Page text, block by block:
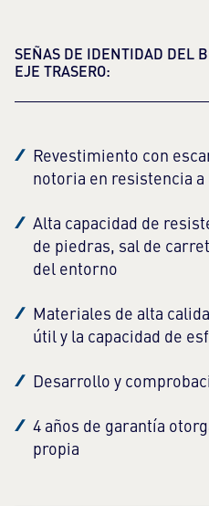
SEÑAS DE IDENTIDAD DEL
EJE TRASERO:
Revestimiento con
notoria en resistencia
Alta capacidad de
de piedras, sal de
del entorno
Materiales de alta
útil y la capacidad de
Desarrollo y
4 años de garantía
propia